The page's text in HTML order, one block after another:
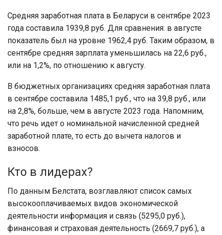
Средняя заработная плата в Беларуси в сентябре 2023
года составила 1939,8 руб. Для сравнения: в августе
показатель был на уровне 1962,4 руб. Таким образом, в
сентябре средняя зарплата уменьшилась на 22,6 руб.,
или на 1,2%, по отношению к августу.
В бюджетных организациях средняя заработная плата
в сентябре составила 1485,1 руб., что на 39,8 руб., или
на 2,8%, больше, чем в августе 2023 года. Напомним,
что речь идет о номинальной начисленной средней
заработной плате, то есть до вычета налогов и
взносов.
Кто в лидерах?
По данным Белстата, возглавляют список самых
высокооплачиваемых видов экономической
деятельности информация и связь (5295,0 руб.),
финансовая и страховая деятельность (2669,7 руб.), а